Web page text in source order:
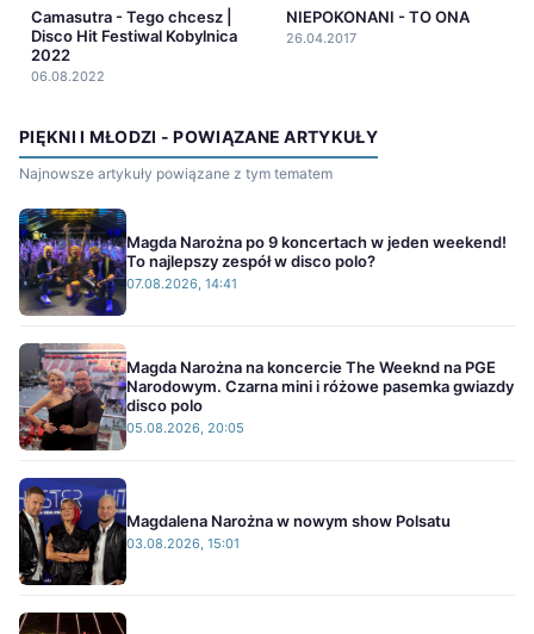
Camasutra - Tego chcesz |
Disco Hit Festiwal Kobylnica
2022
06.08.2022
NIEPOKONANI - TO ONA
26.04.2017
PIĘKNI I MŁODZI - POWIĄZANE ARTYKUŁY
Najnowsze artykuły powiązane z tym tematem
Magda Narożna po 9 koncertach w jeden weekend!
To najlepszy zespół w disco polo?
07.08.2026, 14:41
Magda Narożna na koncercie The Weeknd na PGE
Narodowym. Czarna mini i różowe pasemka gwiazdy
disco polo
05.08.2026, 20:05
Magdalena Narożna w nowym show Polsatu
03.08.2026, 15:01